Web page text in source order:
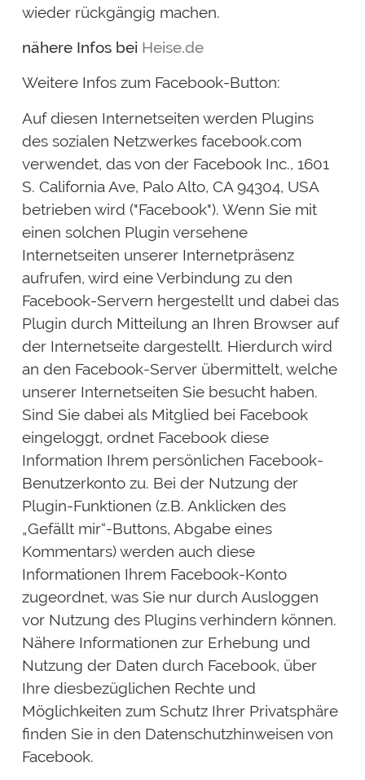
wieder rückgängig machen.
nähere Infos bei Heise.de
Weitere Infos zum Facebook-Button:
Auf diesen Internetseiten werden Plugins
des sozialen Netzwerkes facebook.com
verwendet, das von der Facebook Inc., 1601
S. California Ave, Palo Alto, CA 94304, USA
betrieben wird ("Facebook"). Wenn Sie mit
einen solchen Plugin versehene
Internetseiten unserer Internetpräsenz
aufrufen, wird eine Verbindung zu den
Facebook-Servern hergestellt und dabei das
Plugin durch Mitteilung an Ihren Browser auf
der Internetseite dargestellt. Hierdurch wird
an den Facebook-Server übermittelt, welche
unserer Internetseiten Sie besucht haben.
Sind Sie dabei als Mitglied bei Facebook
eingeloggt, ordnet Facebook diese
Information Ihrem persönlichen Facebook-
Benutzerkonto zu. Bei der Nutzung der
Plugin-Funktionen (z.B. Anklicken des
„Gefällt mir“-Buttons, Abgabe eines
Kommentars) werden auch diese
Informationen Ihrem Facebook-Konto
zugeordnet, was Sie nur durch Ausloggen
vor Nutzung des Plugins verhindern können.
Nähere Informationen zur Erhebung und
Nutzung der Daten durch Facebook, über
Ihre diesbezüglichen Rechte und
Möglichkeiten zum Schutz Ihrer Privatsphäre
finden Sie in den Datenschutzhinweisen von
Facebook.